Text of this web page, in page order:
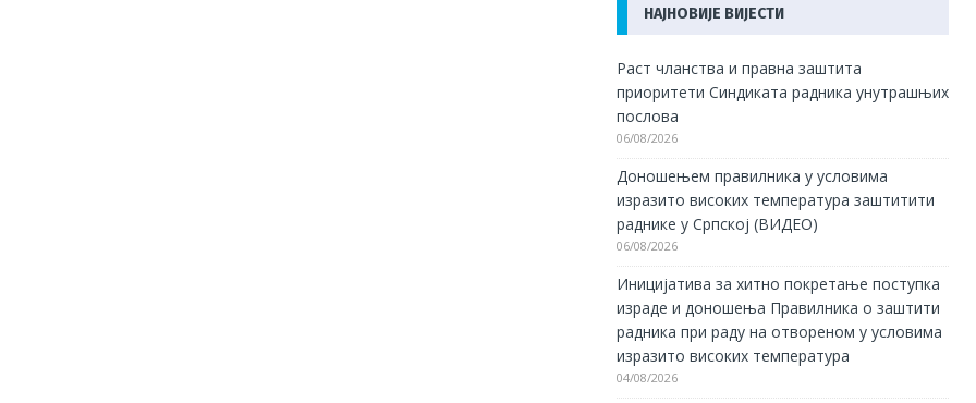
НАЈНОВИЈЕ ВИЈЕСТИ
Раст чланства и правна заштита
приоритети Синдиката радника унутрашњих
послова
06/08/2026
Доношењем правилника у условима
изразито високих температура заштитити
раднике у Српској (ВИДЕО)
06/08/2026
Иницијатива за хитно покретање поступка
израде и доношења Правилника о заштити
радника при раду на отвореном у условима
изразито високих температура
04/08/2026